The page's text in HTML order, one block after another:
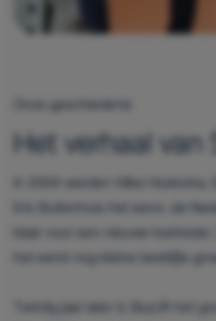
Onze geschiedenis
Het verhaal van
In 2004 werden Hilke Hoekstra,
Eric Buitenhuis het eens: de
klaar voor een nieuwe
het eerst nog kleine bedrijfje
Twintig jaar later is SkyLift het